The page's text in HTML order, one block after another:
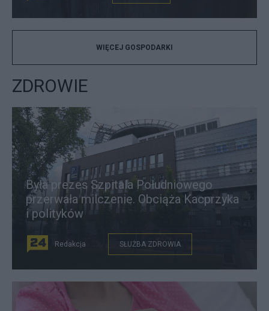
WIĘCEJ GOSPODARKI
ZDROWIE
Była prezes Szpitala Południowego
przerwała milczenie. Obciąża Kacprzyka
i polityków
Redakcja SŁUŻBA ZDROWIA